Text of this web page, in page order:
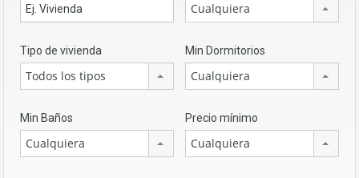
Cualquiera
Tipo de vivienda
Todos los tipos
Min Dormitorios
Cualquiera
Min Baños
Cualquiera
Precio mínimo
Cualquiera